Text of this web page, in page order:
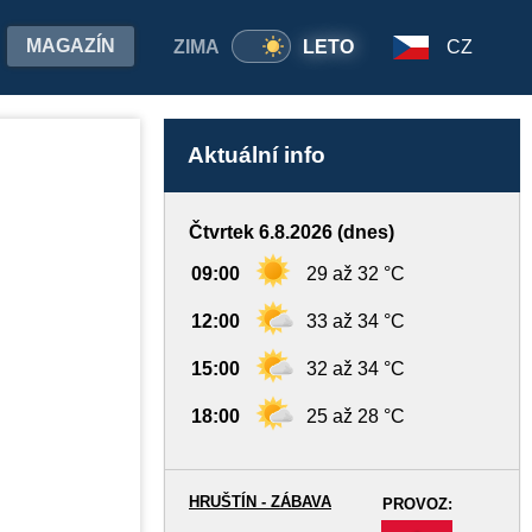
ZIMA LETO
MAGAZÍN CZ
Aktuální info
Čtvrtek 6.8.2026 (dnes)
09:00 29 až 32 °C
12:00 33 až 34 °C
15:00 32 až 34 °C
18:00 25 až 28 °C
PROVOZ:
HRUŠTÍN - ZÁBAVA